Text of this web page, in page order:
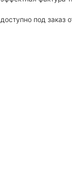
доступно под заказ